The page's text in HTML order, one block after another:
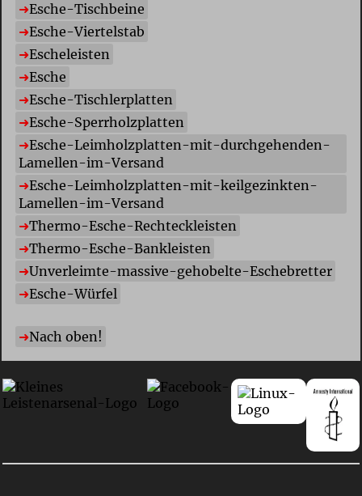
Esche-Tischbeine
Esche-Viertelstab
Escheleisten
Esche
Esche-Tischlerplatten
Esche-Sperrholzplatten
Esche-Leimholzplatten-mit-durchgehenden-
Lamellen-im-Versand
Esche-Leimholzplatten-mit-keilgezinkten-
Lamellen-im-Versand
Thermo-Esche-Rechteckleisten
Thermo-Esche-Bankleisten
Unverleimte-massive-gehobelte-Eschebretter
Esche-Würfel
Nach oben!